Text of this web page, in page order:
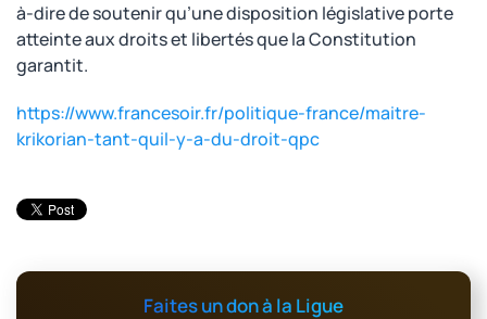
à-dire de soutenir qu’une disposition législative porte
atteinte aux droits et libertés que la Constitution
garantit.
https://www.francesoir.fr/politique-france/maitre-
krikorian-tant-quil-y-a-du-droit-qpc
Faites un don à la Ligue